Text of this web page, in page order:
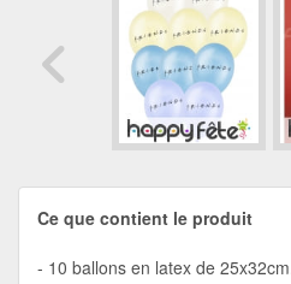
Ce que contient le produit
10 ballons en latex de